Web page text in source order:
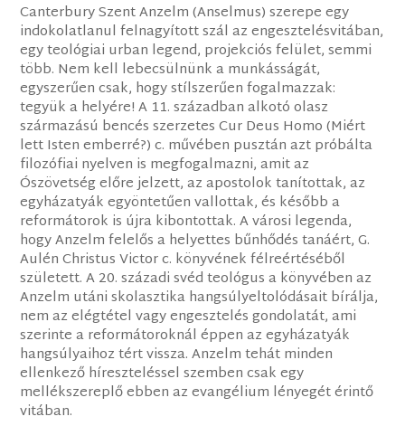
Canterbury Szent Anzelm (Anselmus) szerepe egy
indokolatlanul felnagyított szál az engesztelésvitában,
egy teológiai urban legend, projekciós felület, semmi
több. Nem kell lebecsülnünk a munkásságát,
egyszerűen csak, hogy stílszerűen fogalmazzak:
tegyük a helyére! A 11. században alkotó olasz
származású bencés szerzetes Cur Deus Homo (Miért
lett Isten emberré?) c. művében pusztán azt próbálta
filozófiai nyelven is megfogalmazni, amit az
Ószövetség előre jelzett, az apostolok tanítottak, az
egyházatyák egyöntetűen vallottak, és később a
reformátorok is újra kibontottak. A városi legenda,
hogy Anzelm felelős a helyettes bűnhődés tanáért, G.
Aulén Christus Victor c. könyvének félreértéséből
született. A 20. századi svéd teológus a könyvében az
Anzelm utáni skolasztika hangsúlyeltolódásait bírálja,
nem az elégtétel vagy engesztelés gondolatát, ami
szerinte a reformátoroknál éppen az egyházatyák
hangsúlyaihoz tért vissza. Anzelm tehát minden
ellenkező híreszteléssel szemben csak egy
mellékszereplő ebben az evangélium lényegét érintő
vitában.